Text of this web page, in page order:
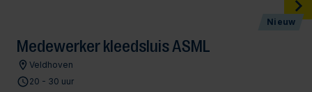
Nieuw
Medewerker kleedsluis ASML
Veldhoven
20 - 30 uur